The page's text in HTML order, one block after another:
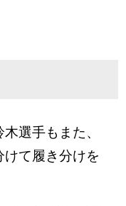
選手もまた、
て履き分けを